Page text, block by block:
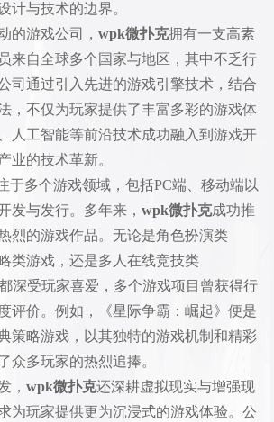
计与技术的边界。
的游戏公司，wpk微扑克拥有一支高素
来自全球多个国家与地区，其中不乏行
司通过引入先进的游戏引擎技术，结合
，不仅为玩家提供了丰富多彩的游戏体
人工智能等前沿技术成功融入到游戏开
业的技术革新。
于多个游戏领域，包括PC端、移动端以
发与发行。多年来，wpk微扑克成功推
烈的游戏作品。无论是角色扮演类
类游戏，还是多人在线竞技类
深受玩家喜爱，多个游戏项目曾获得行
评价。例如，《星际争霸：崛起》便是
策略游戏，以其独特的游戏机制和精彩
众多玩家的热烈追捧。
，wpk微扑克还深耕虚拟现实与增强现
为玩家提供更为沉浸式的游戏体验。公